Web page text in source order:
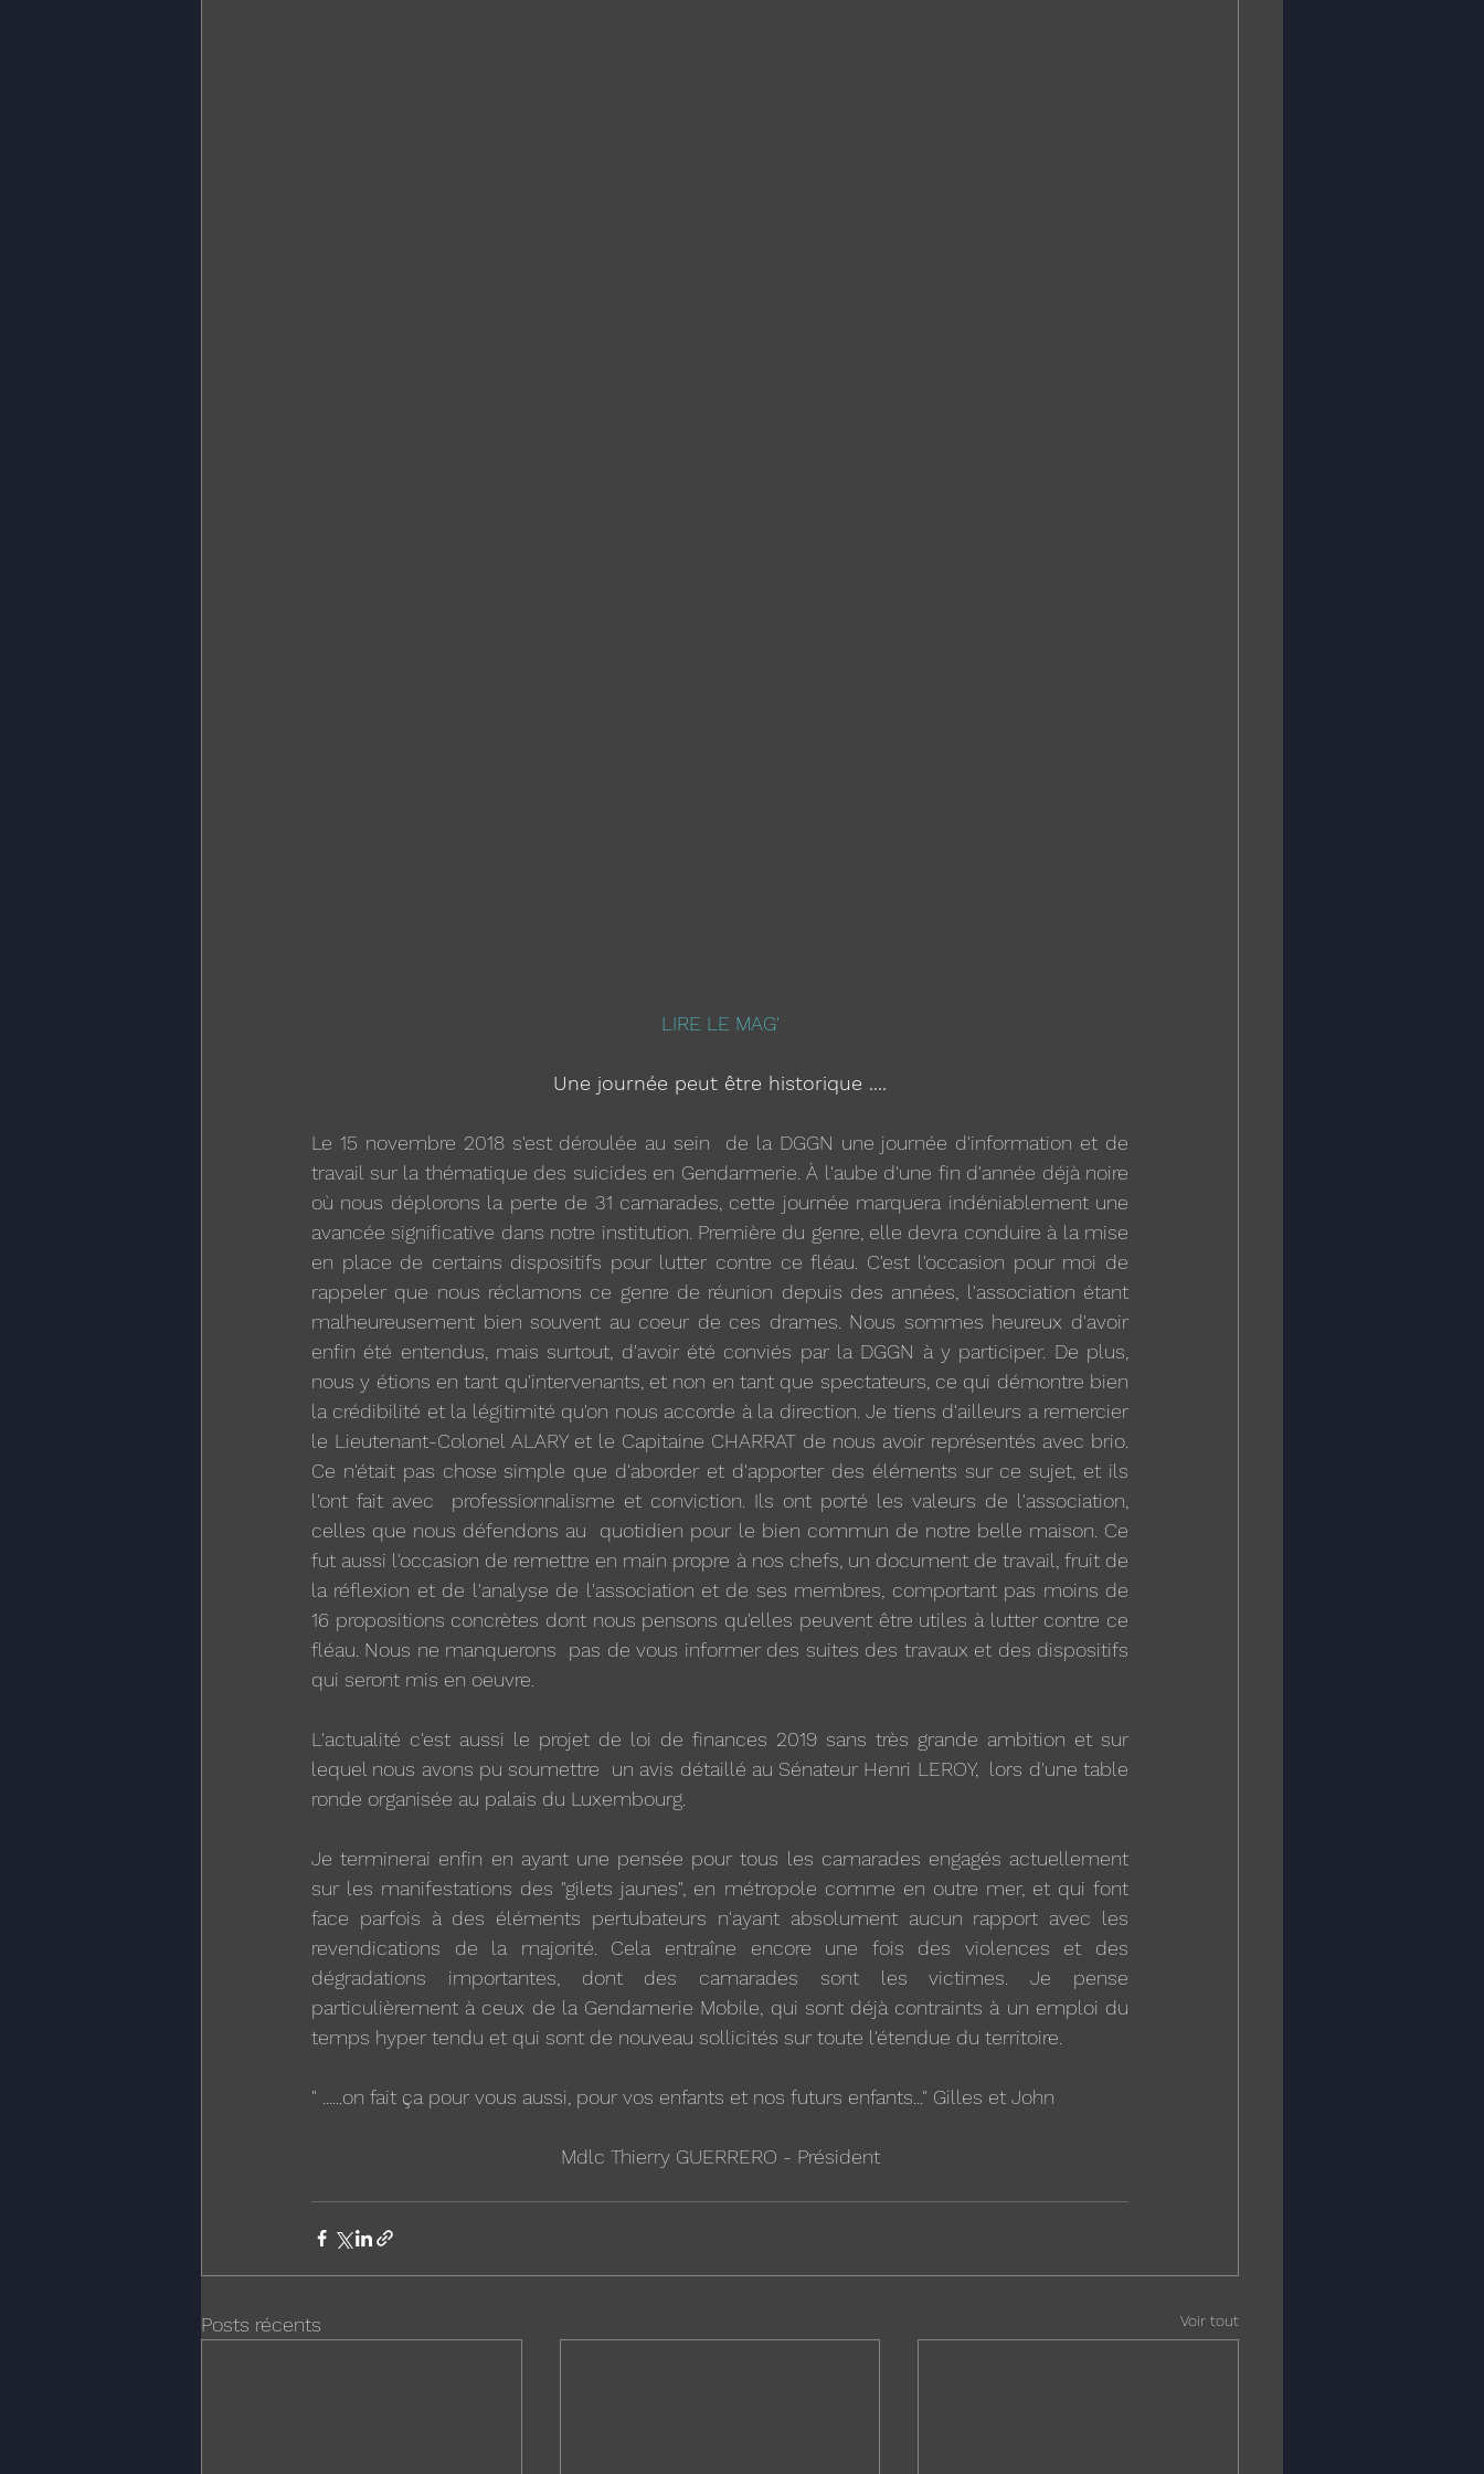
LIRE LE MAG'
Une journée peut être historique ....
Le 15 novembre 2018 s'est déroulée au sein  de la DGGN une journée d'information et de
travail sur la thématique des suicides en Gendarmerie. À l'aube d'une fin d'année déjà noire
où nous déplorons la perte de 31 camarades, cette journée marquera indéniablement une
avancée significative dans notre institution. Première du genre, elle devra conduire à la mise
en place de certains dispositifs pour lutter contre ce fléau. C'est l'occasion pour moi de
rappeler que nous réclamons ce genre de réunion depuis des années, l'association étant
malheureusement bien souvent au coeur de ces drames. Nous sommes heureux d'avoir
enfin été entendus, mais surtout, d'avoir été conviés par la DGGN à y participer. De plus,
nous y étions en tant qu'intervenants, et non en tant que spectateurs, ce qui démontre bien
la crédibilité et la légitimité qu'on nous accorde à la direction. Je tiens d'ailleurs a remercier
le Lieutenant-Colonel ALARY et le Capitaine CHARRAT de nous avoir représentés avec brio.
Ce n'était pas chose simple que d'aborder et d'apporter des éléments sur ce sujet, et ils
l'ont fait avec  professionnalisme et conviction. Ils ont porté les valeurs de l'association,
celles que nous défendons au  quotidien pour le bien commun de notre belle maison. Ce
fut aussi l'occasion de remettre en main propre à nos chefs, un document de travail, fruit de
la réflexion et de l'analyse de l'association et de ses membres, comportant pas moins de
16 propositions concrètes dont nous pensons qu'elles peuvent être utiles à lutter contre ce
fléau. Nous ne manquerons  pas de vous informer des suites des travaux et des dispositifs
qui seront mis en oeuvre.
L'actualité c'est aussi le projet de loi de finances 2019 sans très grande ambition et sur
lequel nous avons pu soumettre  un avis détaillé au Sénateur Henri LEROY,  lors d'une table
ronde organisée au palais du Luxembourg.
Je terminerai enfin en ayant une pensée pour tous les camarades engagés actuellement
sur les manifestations des "gilets jaunes", en métropole comme en outre mer, et qui font
face parfois à des éléments pertubateurs n'ayant absolument aucun rapport avec les
revendications de la majorité. Cela entraîne encore une fois des violences et des
dégradations importantes, dont des camarades sont les victimes. Je pense
particulièrement à ceux de la Gendamerie Mobile, qui sont déjà contraints à un emploi du
temps hyper tendu et qui sont de nouveau sollicités sur toute l'étendue du territoire.
" ......on fait ça pour vous aussi, pour vos enfants et nos futurs enfants..." Gilles et John
Mdlc Thierry GUERRERO - Président
Posts récents Voir tout